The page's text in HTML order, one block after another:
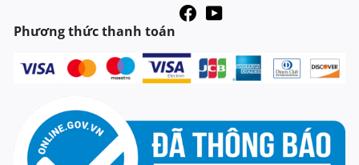
Phương thức thanh toán